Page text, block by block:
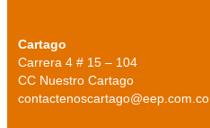
Cartago
Carrera 4 # 15 – 104
CC Nuestro Cartago
contactenoscartago@eep.com.co